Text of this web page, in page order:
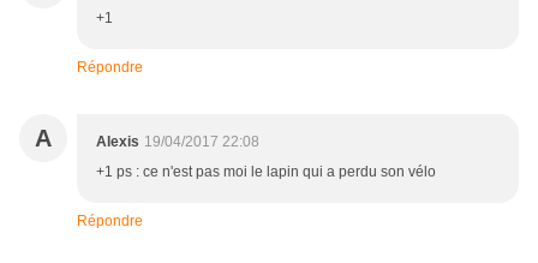
+1
Répondre
A Alexis 19/04/2017 22:08
+1 ps : ce n'est pas moi le lapin qui a perdu son vélo
Répondre